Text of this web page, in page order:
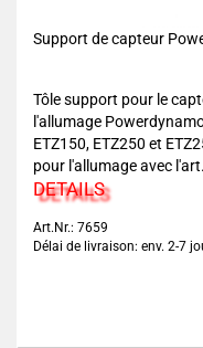
Support de capteur
Tôle support pour le
l'allumage
ETZ150, ETZ250 et
pour l'allumage avec
DETAILS
Art.Nr.: 7659
Délai de livraison: env. 2-7